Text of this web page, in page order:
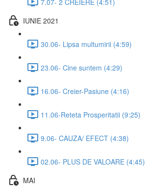
IUNIE 2021
30.06- Lipsa multumirii (4:59)
23.06- Cine suntem (4:29)
16.06- Creier-Pasiune (4:16)
11.06-Reteta Prosperitatii (9:25)
9.06- CAUZA/ EFECT (4:38)
02.06- PLUS DE VALOARE (4:45)
MAI